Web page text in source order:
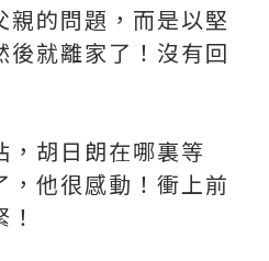
親的問題，而是以堅
後就離家了！沒有回
，胡日朗在哪裏等
他很感動！衝上前